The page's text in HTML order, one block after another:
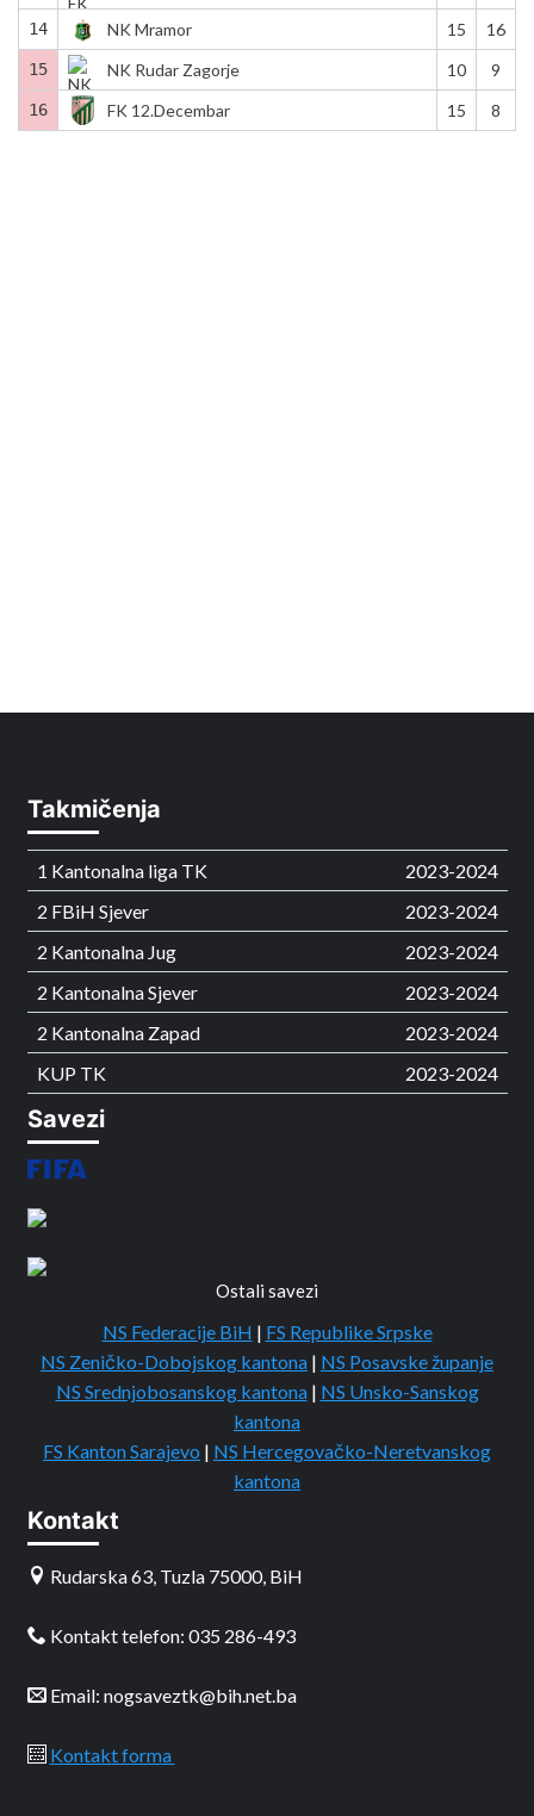
14 NK Mramor 15 16
15 NK Rudar Zagorje 10 9
16 FK 12.Decembar 15 8
Takmičenja
1 Kantonalna liga TK
2023-2024
2 FBiH Sjever
2023-2024
2 Kantonalna Jug
2023-2024
2 Kantonalna Sjever
2023-2024
2 Kantonalna Zapad
2023-2024
KUP TK
2023-2024
Savezi
Ostali savezi
NS Federacije BiH | FS Republike Srpske
NS Zeničko-Dobojskog kantona | NS Posavske županje
NS Srednjobosanskog kantona | NS Unsko-Sanskog
kantona
FS Kanton Sarajevo | NS Hercegovačko-Neretvanskog
kantona
Kontakt
Rudarska 63, Tuzla 75000, BiH
Kontakt telefon: 035 286-493
Email: nogsaveztk@bih.net.ba
Kontakt forma